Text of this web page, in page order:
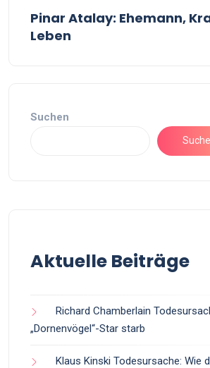
Pinar Atalay: Ehemann,
Leben
Suchen
Aktuelle Beiträge
Richard Chamberlain
„Dornenvögel“-Star starb
Klaus Kinski Todesursache: Wie